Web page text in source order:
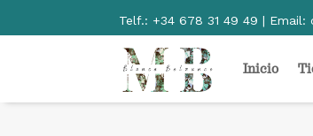
Telf.: +34 678 31 49 49 | Email:
Inicio